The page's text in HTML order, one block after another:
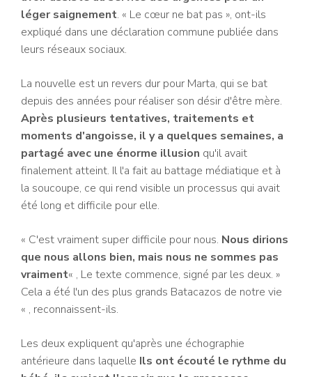
léger saignement. « Le cœur ne bat pas », ont-ils
expliqué dans une déclaration commune publiée dans
leurs réseaux sociaux.
La nouvelle est un revers dur pour Marta, qui se bat
depuis des années pour réaliser son désir d'être mère.
Après plusieurs tentatives, traitements et
moments d'angoisse, il y a quelques semaines, a
partagé avec une énorme illusion qu'il avait
finalement atteint. Il l'a fait au battage médiatique et à
la soucoupe, ce qui rend visible un processus qui avait
été long et difficile pour elle.
« C'est vraiment super difficile pour nous. Nous dirions
que nous allons bien, mais nous ne sommes pas
vraiment« , Le texte commence, signé par les deux. »
Cela a été l'un des plus grands Batacazos de notre vie
« , reconnaissent-ils.
Les deux expliquent qu'après une échographie
antérieure dans laquelle Ils ont écouté le rythme du